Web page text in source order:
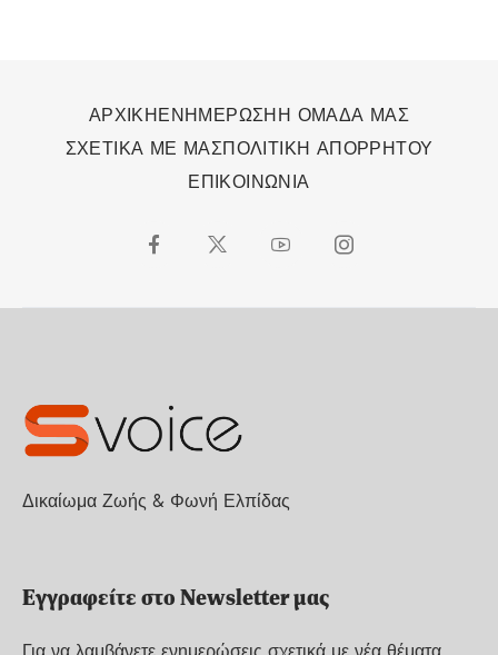
ΑΡΧΙΚΗΕΝΗΜΕΡΩΣΗΗ ΟΜΑΔΑ ΜΑΣ
ΣΧΕΤΙΚΑ ΜΕ ΜΑΣΠΟΛΙΤΙΚΗ ΑΠΟΡΡΗΤΟΥ
ΕΠΙΚΟΙΝΩΝΙΑ
Δικαίωμα Ζωής & Φωνή Ελπίδας
Εγγραφείτε στο Newsletter μας